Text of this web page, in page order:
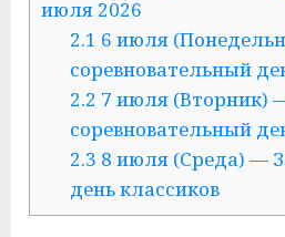
июля 2026
2.1 6 июля
соревновательный
2.2 7 июля (Вторник)
соревновательный
2.3 8 июля (Среда) —
день классиков